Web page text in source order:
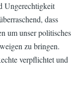
Ungerechtigkeit
dass
um unser politisches
zu bringen.
verpflichtet und